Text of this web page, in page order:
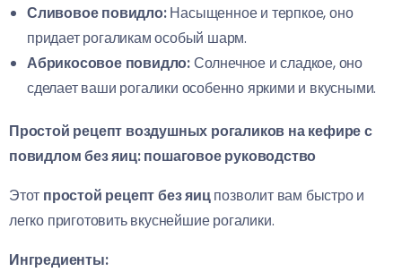
Сливовое повидло:Насыщенное и терпкое, оно
придает рогаликам особый шарм.
Абрикосовое повидло:Солнечное и сладкое, оно
сделает ваши рогалики особенно яркими и вкусными.
Простой рецепт воздушных рогаликов на кефире с
повидлом без яиц: пошаговое руководство
Этот простой рецепт без яицпозволит вам быстро и
легко приготовить вкуснейшие рогалики.
Ингредиенты: